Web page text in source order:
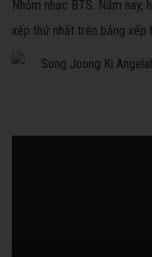
Nhóm nhạc BTS. Năm nay,
xếp thứ nhất trên bảng xếp